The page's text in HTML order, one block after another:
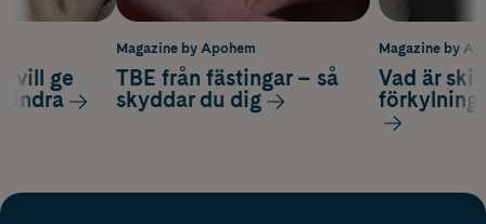
Magazine by
Vad är
förkylning
vill ge
lindra
Magazine by Apohem
TBE från fästingar – så
skyddar du dig